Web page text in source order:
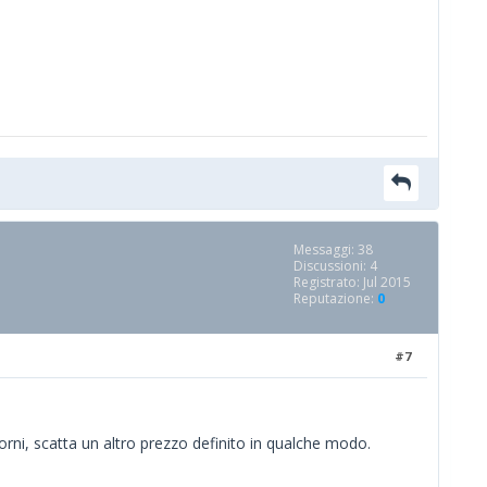
Messaggi: 38
Discussioni: 4
Registrato: Jul 2015
Reputazione: 0
#7
scatta un altro prezzo definito in qualche modo.